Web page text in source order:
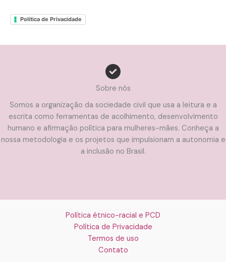
Política de Privacidade
Sobre nós
Somos a organização da sociedade civil que usa a leitura e a
escrita como ferramentas de acolhimento, desenvolvimento
humano e afirmação política para mulheres-mães. Conheça a
nossa metodologia e os projetos que impulsionam a autonomia e
a inclusão no Brasil.
Política étnico-racial e PCD
Política de Privacidade
Termos de uso
Contato